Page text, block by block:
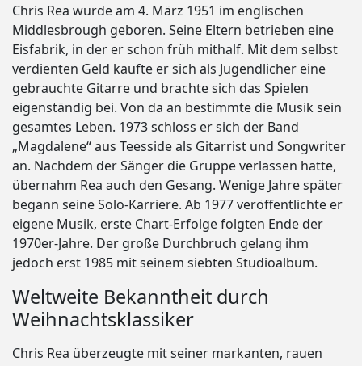
Chris Rea wurde am 4. März 1951 im englischen
Middlesbrough geboren. Seine Eltern betrieben eine
Eisfabrik, in der er schon früh mithalf. Mit dem selbst
verdienten Geld kaufte er sich als Jugendlicher eine
gebrauchte Gitarre und brachte sich das Spielen
eigenständig bei. Von da an bestimmte die Musik sein
gesamtes Leben. 1973 schloss er sich der Band
„Magdalene“ aus Teesside als Gitarrist und Songwriter
an. Nachdem der Sänger die Gruppe verlassen hatte,
übernahm Rea auch den Gesang. Wenige Jahre später
begann seine Solo-Karriere. Ab 1977 veröffentlichte er
eigene Musik, erste Chart-Erfolge folgten Ende der
1970er-Jahre. Der große Durchbruch gelang ihm
jedoch erst 1985 mit seinem siebten Studioalbum.
Weltweite Bekanntheit durch
Weihnachtsklassiker
Chris Rea überzeugte mit seiner markanten, rauen